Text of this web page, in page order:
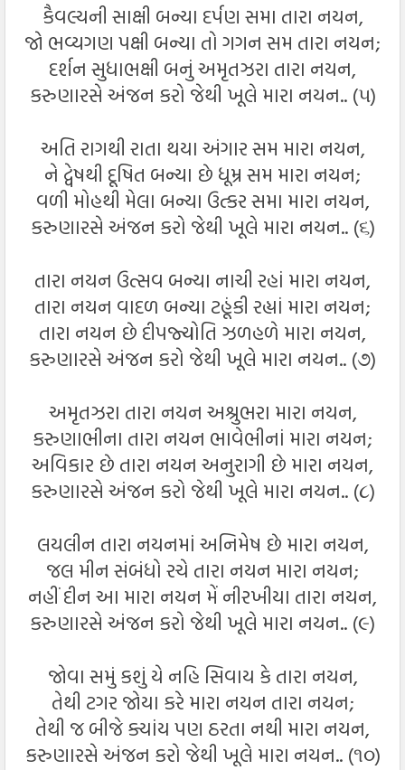
કૈવલ્યની સાક્ષી બન્યા દર્પણ સમા તારા નયન,
જો ભવ્યગણ પક્ષી બન્યા તો ગગન સમ તારા નયન;
દર્શન સુધાભક્ષી બનું અમૃતઝરા તારા નયન,
કરુણારસે અંજન કરો જેથી ખૂલે મારા નયન.. (૫)
અતિ રાગથી રાતા થયા અંગાર સમ મારા નયન,
ને દ્વેષથી દૂષિત બન્યા છે ધૂમ્ર સમ મારા નયન;
વળી મોહથી મેલા બન્યા ઉત્કર સમા મારા નયન,
કરુણારસે અંજન કરો જેથી ખૂલે મારા નયન.. (૬)
તારા નયન ઉત્સવ બન્યા નાચી રહાં મારા નયન,
તારા નયન વાદળ બન્યા ટહૂંકી રહ્યાં મારા નયન;
તારા નયન છે દીપજ્યોતિ ઝળહળે મારા નયન,
કરુણારસે અંજન કરો જેથી ખૂલે મારા નયન.. (૭)
અમૃતઝરા તારા નયન અશ્રુભરા મારા નયન,
કરુણાભીના તારા નયન ભાવેભીનાં મારા નયન;
અવિકાર છે તારા નયન અનુરાગી છે મારા નયન,
કરુણારસે અંજન કરો જેથી ખૂલે મારા નયન.. (૮)
લયલીન તારા નયનમાં અનિમેષ છે મારા નયન,
જલ મીન સંબંધો રચે તારા નયન મારા નયન;
નહીં દીન આ મારા નયન મેં નીરખીયા તારા નયન,
કરુણારસે અંજન કરો જેથી ખૂલે મારા નયન.. (૯)
જોવા સમું કશું યે નહિ સિવાય કે તારા નયન,
તેથી ટગર જોયા કરે મારા નયન તારા નયન;
તેથી જ બીજે ક્યાંય પણ ઠરતા નથી મારા નયન,
કરુણારસે અંજન કરો જેથી ખૂલે મારા નયન.. (૧૦)